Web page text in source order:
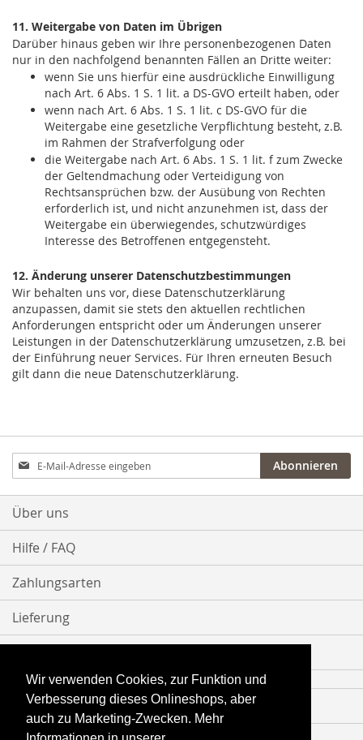
Wir verwenden Cookies, zur Funktion und
Verbesserung dieses Onlineshops, aber
auch zu Marketing-Zwecken. Mehr
11. Weitergabe von Daten im Übrigen
Darüber hinaus geben wir Ihre personenbezogenen Daten
nur in den nachfolgend benannten Fällen an Dritte weiter:
wenn Sie uns hierfür eine ausdrückliche Einwilligung
nach Art. 6 Abs. 1 S. 1 lit. a DS-GVO erteilt haben, oder
wenn nach Art. 6 Abs. 1 S. 1 lit. c DS-GVO für die
Weitergabe eine gesetzliche Verpflichtung besteht, z.B.
im Rahmen der Strafverfolgung oder
die Weitergabe nach Art. 6 Abs. 1 S. 1 lit. f zum Zwecke
der Geltendmachung oder Verteidigung von
Rechtsansprüchen bzw. der Ausübung von Rechten
erforderlich ist, und nicht anzunehmen ist, dass der
Weitergabe ein überwiegendes, schutzwürdiges
Interesse des Betroffenen entgegensteht.
12. Änderung unserer Datenschutzbestimmungen
Wir behalten uns vor, diese Datenschutzerklärung
anzupassen, damit sie stets den aktuellen rechtlichen
Anforderungen entspricht oder um Änderungen unserer
Leistungen in der Datenschutzerklärung umzusetzen, z.B. bei
der Einführung neuer Services. Für Ihren erneuten Besuch
gilt dann die neue Datenschutzerklärung.
Anmeldung
zum
Newsletter:
Abonnieren
Über uns
Hilfe / FAQ
Zahlungsarten
Lieferung
Impressum